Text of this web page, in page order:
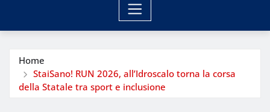
Home
StaiSano! RUN 2026, all’Idroscalo torna la corsa
della Statale tra sport e inclusione